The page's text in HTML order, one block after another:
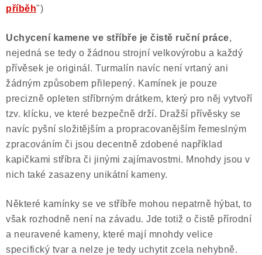
příběh")
Uchycení kamene ve stříbře je čistě ruční práce,
nejedná se tedy o žádnou strojní velkovýrobu a každý
přívěsek je originál. Turmalín navíc není vrtaný ani
žádným způsobem přilepený. Kamínek je pouze
precizně opleten stříbrným drátkem, který pro něj vytvoří
tzv. klícku, ve které bezpečně drží. Dražší přívěsky se
navíc pyšní složitějším a propracovanějším řemeslným
zpracováním či jsou decentně zdobené například
kapičkami stříbra či jinými zajímavostmi. Mnohdy jsou v
nich také zasazeny unikátní kameny.
Některé kamínky se ve stříbře mohou nepatrně hýbat, to
však rozhodně není na závadu. Jde totiž o čistě přírodní
a neuravené kameny, které mají mnohdy velice
specifický tvar a nelze je tedy uchytit zcela nehybně.